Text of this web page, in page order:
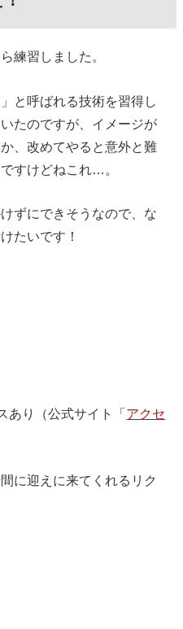
練習しました。
と呼ばれる技術を習得し
たのですが、イメージが
、改めてやると意外と難
すけどねこれ…。
ずにできそうなので、な
たいです！
あり（公式サイト「アクセ
に迎えに来てくれるリク